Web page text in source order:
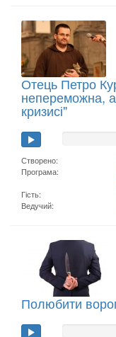
Отець Петро
непереможна,
кризисі"
Створено:
Програма:
Гість:
Ведучий:
Полюбити